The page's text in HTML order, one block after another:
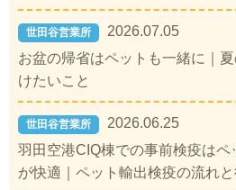
世田谷営業所
2026.07.05
お盆の帰省はペットも一緒に｜
けたいこと
世田谷営業所
2026.06.25
羽田空港CIQ棟での事前検疫はペ
が快適｜ペット輸出検疫の流れ